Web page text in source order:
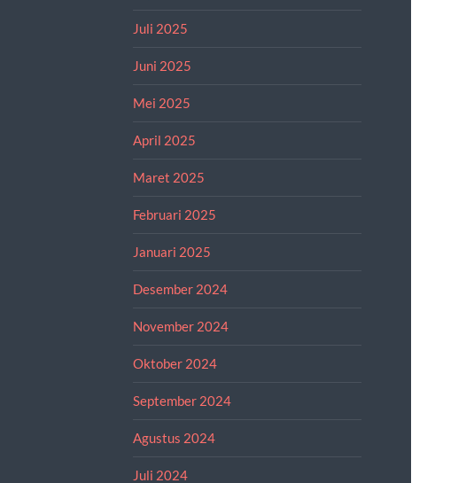
Juli 2025
Juni 2025
Mei 2025
April 2025
Maret 2025
Februari 2025
Januari 2025
Desember 2024
November 2024
Oktober 2024
September 2024
Agustus 2024
Juli 2024